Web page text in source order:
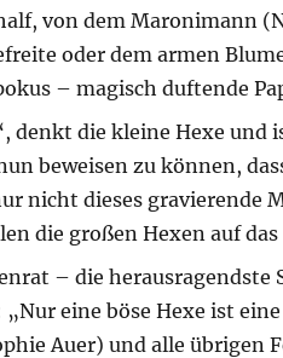
von dem Maronimann
oder dem armen
– magisch duftende
denkt die kleine Hexe und
beweisen zu können,
nicht dieses gravierende
die großen Hexen auf
– die herausragendste
„Nur eine böse Hexe ist
Auer) und alle übrigen